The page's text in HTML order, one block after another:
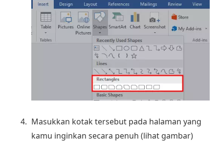
Masukkan kotak tersebut pada halaman yang
kamu inginkan secara penuh (lihat gambar)